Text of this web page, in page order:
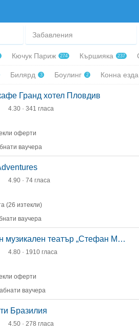
Забавления
Кючук Париж 274 Кършияка 237
Билярд 3 Боулинг 2 Конна
Гранд хотел Пловдив
4.30 · 341 гласа
оферти
ваучера
4.90 · 74 гласа
(26 изтекли)
ваучера
Държавен музикален театър „Стефан Македонски"
4.80 · 1910 гласа
оферти
ваучера
Бразилия
4.50 · 278 гласа